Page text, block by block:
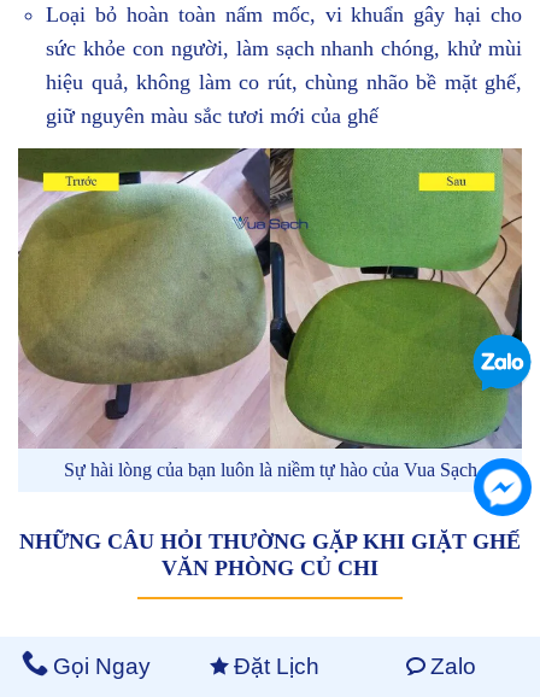
Loại bỏ hoàn toàn nấm mốc, vi khuẩn gây hại cho
sức khỏe con người, làm sạch nhanh chóng, khử mùi
hiệu quả, không làm co rút, chùng nhão bề mặt ghế,
giữ nguyên màu sắc tươi mới của ghế
Sự hài lòng của bạn luôn là niềm tự hào của Vua Sạch
NHỮNG CÂU HỎI THƯỜNG GẶP KHI GIẶT GHẾ
VĂN PHÒNG CỦ CHI
✪
Có Tự Giặt Ghế Văn Phòng Củ Chi Tại Nhà Được
Gọi Ngay Đặt Lịch Zalo